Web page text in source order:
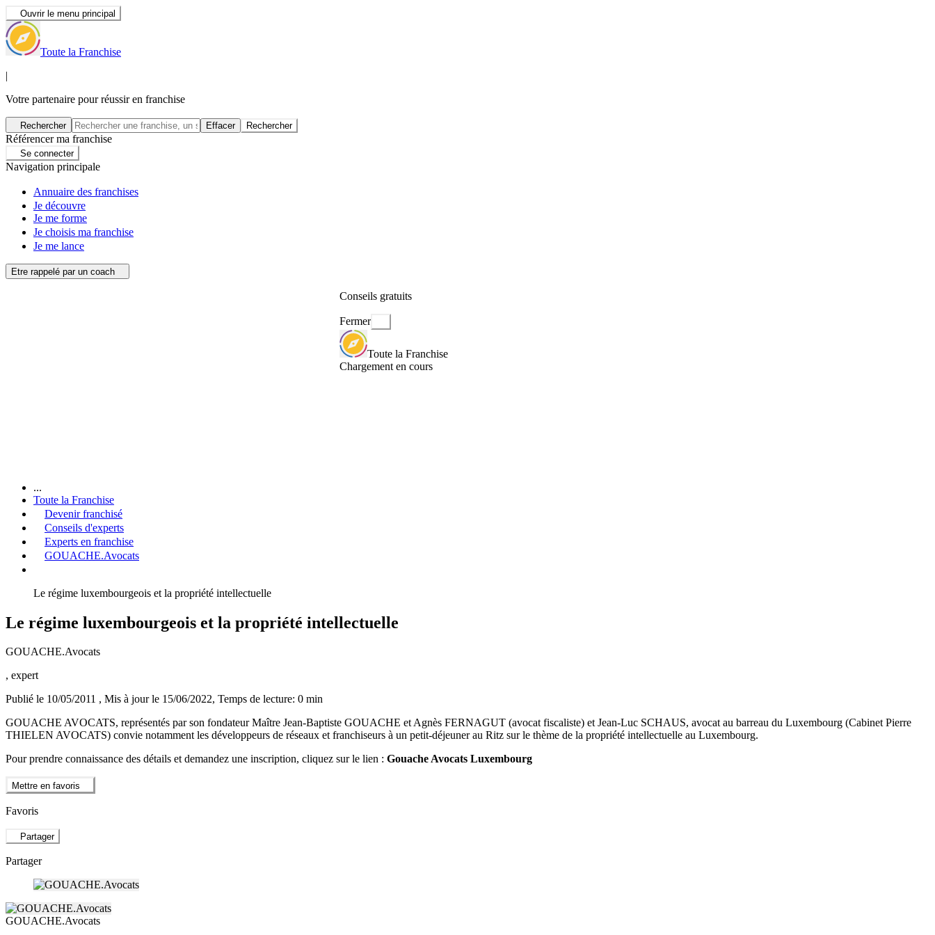
Ouvrir le menu principal
Toute la Franchise
|
Votre partenaire pour réussir en franchise
Rechercher Effacer Rechercher
Référencer ma franchise
Se connecter
Navigation principale
Annuaire des franchises
Je découvre
Je me forme
Je choisis ma franchise
Je me lance
Etre rappelé par un coach
Conseils gratuits
Fermer
Toute la Franchise
Chargement en cours
...
Toute la Franchise
Devenir franchisé
Conseils d'experts
Experts en franchise
GOUACHE.Avocats
Le régime luxembourgeois et la propriété intellectuelle
Le régime luxembourgeois et la propriété intellectuelle
GOUACHE.Avocats
, expert
Publié le 10/05/2011 , Mis à jour le 15/06/2022, Temps de lecture: 0 min
GOUACHE AVOCATS, représentés par son fondateur Maître Jean-Baptiste GOUACHE et Agnès FERNAGUT (avocat fiscaliste) et Jean-Luc SCHAUS, avocat au barreau du Luxembourg (Cabinet Pierre
THIELEN AVOCATS) convie notamment les développeurs de réseaux et franchiseurs à un petit-déjeuner au Ritz sur le thème de la propriété intellectuelle au Luxembourg.
Pour prendre connaissance des détails et demandez une inscription, cliquez sur le lien : Gouache Avocats Luxembourg
Mettre en favoris
Favoris
Partager
Partager
GOUACHE.Avocats